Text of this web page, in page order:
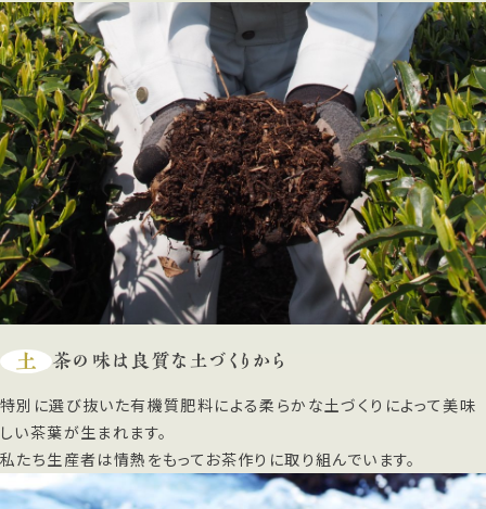
土 茶の味は良質な土づくりから
特別に選び抜いた有機質肥料による柔らかな土づくりによって美味
しい茶葉が生まれます。
私たち生産者は情熱をもってお茶作りに取り組んでいます。